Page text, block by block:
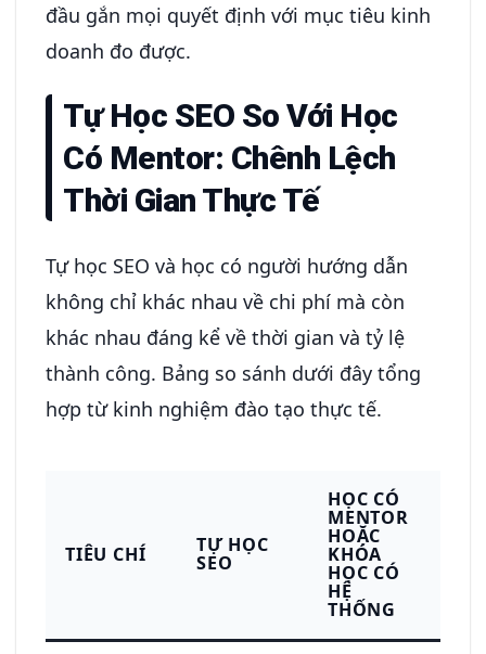
đầu gắn mọi quyết định với mục tiêu kinh
doanh đo được.
Tự Học SEO So Với Học
Có Mentor: Chênh Lệch
Thời Gian Thực Tế
Tự học SEO và học có người hướng dẫn
không chỉ khác nhau về chi phí mà còn
khác nhau đáng kể về thời gian và tỷ lệ
thành công. Bảng so sánh dưới đây tổng
hợp từ kinh nghiệm đào tạo thực tế.
TIÊU CHÍ TỰ HỌC
SEO
HỌC CÓ
MENTOR
HOẶC
KHÓA
HỌC CÓ
HỆ
THỐNG